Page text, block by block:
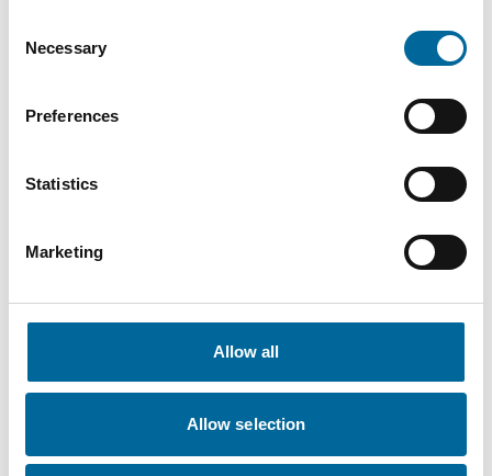
Selection
Necessary
Preferences
Statistics
Marketing
Allow all
Allow selection
Salesperson / KAM | Amo Installationskabel AB
krister.turesson@amokabel.com